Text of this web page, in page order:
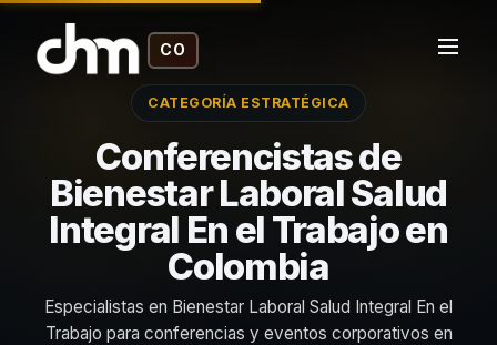
CO
CATEGORÍA ESTRATÉGICA
Conferencistas de
Bienestar Laboral Salud
Integral En el Trabajo en
Colombia
Especialistas en Bienestar Laboral Salud Integral En el
Trabajo para conferencias y eventos corporativos en